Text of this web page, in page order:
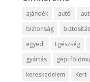
ajándék autó
biztonság
biztosítás
egyedi
Egészség
gyártás
gépi
kereskedelem
Kert